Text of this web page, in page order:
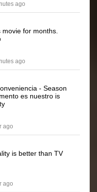
ago
movie for months.
ago
- Season
es nuestro is
ago
is better than TV
ago